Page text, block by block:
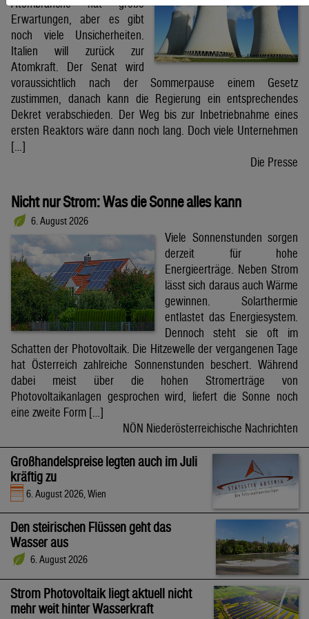
Atombranche hat große
Erwartungen, aber es gibt
noch viele Unsicherheiten.
Italien will zurück zur
Atomkraft. Der Senat wird
voraussichtlich nach der Sommerpause einem Gesetz
zustimmen, danach kann die Regierung ein entsprechendes
Dekret verabschieden. Der Weg bis zur Inbetriebnahme eines
ersten Reaktors wäre dann noch lang. Doch viele Unternehmen
[…]
Die Presse
Nicht nur Strom: Was die Sonne alles kann
6. August 2026
Viele Sonnenstunden sorgen
derzeit für hohe
Energieerträge. Neben Strom
lässt sich daraus auch Wärme
gewinnen. Solarthermie
entlastet das Energiesystem.
Dennoch steht sie oft im
Schatten der Photovoltaik. Die Hitzewelle der vergangenen Tage
hat Österreich zahlreiche Sonnenstunden beschert. Während
dabei meist über die hohen Stromerträge von
Photovoltaikanlagen gesprochen wird, liefert die Sonne noch
eine zweite Form […]
NÖN Niederösterreichische Nachrichten
Großhandelspreise legten auch im Juli
kräftig zu
6. August 2026, Wien
Den steirischen Flüssen geht das
Wasser aus
6. August 2026
Strom Photovoltaik liegt aktuell nicht
mehr weit hinter Wasserkraft